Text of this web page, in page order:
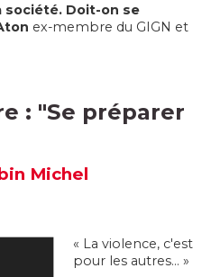
société. Doit-on se
ex-membre du GIGN et
: "Se préparer
Michel
« La violence, c'est
pour les autres... »